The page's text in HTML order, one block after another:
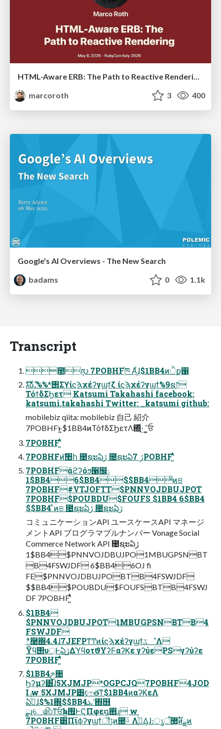
HTML-Aware ERB: The Path to Reactive Rendering @ RubyCon 2026, Rimini, Italy
marcoroth
3 400
Google's AI Overviews - The New Search
badams
0 1.1k
Transcript
೥݄൛ 7POBHF֓ཁ Α͏ͦ͜ɺ$1BB4ͷੈք΁
גࣜձࣾ,%%*΢Σϒίϛϡχέʔγϣϯζ ίϛϡχέʔγϣϯ%9ຊ෦
ΤόϯδΣϦετ Katsumi Takahashi facebook:
katsumi.takahashi Twitter: _katsumi github:
mobilebiz qiita: mobilebiz 自己 紹介
7POBHFͱ͍͏$1BB4ͷΤόϯδΣϦετΛ΍͍ͬͯ·͢ ˘͍ܳਓ
7POBHFʹ͍ͭͯ
7POBHFͷ͝঺հ ೔ຊະఏڙ ೔ຊະఏڙ 7POBHFʹ͍ͭͯ
7POBHFάϩʔόϧ੡඼܈
$1BB46$BB4$$BB4ͦͷଞ
7POBHF#VTJOFTT$PNNVOJDBUJPOT
7POBHF$POUBDU$FOUFS $1BB4 6$BB4
$$BB4 ͦͷଞ ೔ຊະఏڙ ೔ຊະఏڙ
コミュニケーションAPI ユースケースAPI マネージ
メントAPI プログラマブルナンバー Vonage Social
Commerce Network API ೔ຊະఏڙ
$1BB4$PNNVOJDBUJPO1MBUGPSNBT
B4FSWJDF 6$BB46OJ fi
FE$PNNVOJDBUJPOBTB4FSWJDF
$$BB4$POUBDU$FOUFSBTB4FSWJ
DF 7POBHFʹ͍ͭͯ
$1BB4
$PNNVOJDBUJPOT1MBUGPSNBTB4
FSWJDF
ి࿩΍4.4ɺ7JEFPͳͲͷίϛϡχέʔγϣϯػೳΛ
Ϋϥ΢υ্Ͱఏڙ͢ΔϓϥοτϑΥʔϜαʔϏε γʔύεPSγʔύʔε
7POBHFʹ͍ͭͯ
$1BB4ࢢ৔
Ϧʔμʔ͸ɺ5XJMJP*OGPCJQ7POBHF4JOD
I w 5XJMJP͸૯߹తͳ$1BB4ͷαʔϏεΛ
ఏڙͭͭ͠ɺ$%1΍$$BB4ܥʹ΋஫
ྗɻେ෯ͳਓһ࡟ݮͰϚΠφε໘΋ɻ w
7POBHF͸Πϊϕʔγϣϯॏࢹͷ౤ࢿ Λߦ͍ͬͯΔ͕ɺ։ൃऀ޲͚ͷັྗͷ